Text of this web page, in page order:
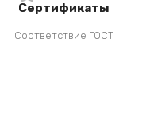
Сертификаты
Соответствие ГОСТ